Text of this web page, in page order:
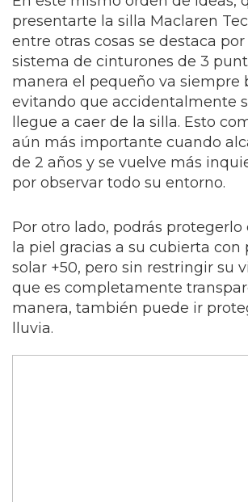
presentarte la silla Maclaren
entre otras cosas se destaca
sistema de cinturones de 3
manera el pequeño va siempre
evitando que accidentalmente
llegue a caer de la silla. Esto
aún más importante cuando
de 2 años y se vuelve más
por observar todo su entorno.
Por otro lado, podrás protegerlo
la piel gracias a su cubierta con
solar +50, pero sin restringir su
que es completamente
manera, también puede ir
lluvia.